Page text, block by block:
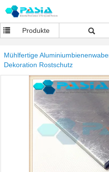
Produkte
Mühlfertige
Dekoration Rostschutz